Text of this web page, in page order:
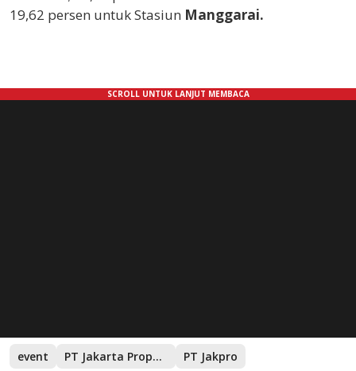
19,62 persen untuk Stasiun Manggarai.
event PT Jakarta Propertindo PT Jakpro